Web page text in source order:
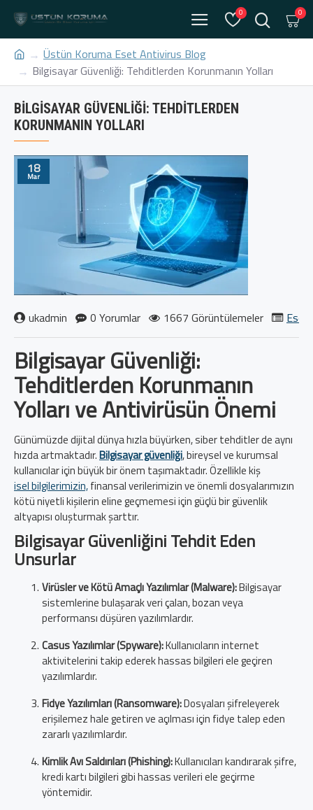
0 0
Üstün Koruma Eset Antivirus Blog
Bilgisayar Güvenliği: Tehditlerden Korunmanın Yolları
BILGISAYAR GÜVENLIĞI: TEHDITLERDEN
KORUNMANIN YOLLARI
18
Mar
ukadmin 0 Yorumlar 1667 Görüntülemeler Eset
Bilgisayar Güvenliği:
Tehditlerden Korunmanın
Yolları ve Antivirüsün Önemi
Günümüzde dijital dünya hızla büyürken, siber tehditler de aynı
hızda artmaktadır.Bilgisayar güvenliği, bireysel ve kurumsal
kullanıcılar için büyük bir önem taşımaktadır. Özellikle kiş
isel bilgilerimizin,finansal verilerimizin ve önemli dosyalarımızın
kötü niyetli kişilerin eline geçmemesi için güçlü bir güvenlik
altyapısı oluşturmak şarttır.
Bilgisayar Güvenliğini Tehdit Eden
Unsurlar
Virüsler ve Kötü Amaçlı Yazılımlar (Malware):Bilgisayar
sistemlerine bulaşarak veri çalan, bozan veya
performansı düşüren yazılımlardır.
Casus Yazılımlar (Spyware):Kullanıcıların internet
aktivitelerini takip ederek hassas bilgileri ele geçiren
yazılımlardır.
Fidye Yazılımları (Ransomware):Dosyaları şifreleyerek
erişilemez hale getiren ve açılması için fidye talep eden
zararlı yazılımlardır.
Kimlik Avı Saldırıları (Phishing):Kullanıcıları kandırarak şifre,
kredi kartı bilgileri gibi hassas verileri ele geçirme
yöntemidir.